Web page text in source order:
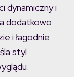
dynamiczny i
dodatkowo
i łagodnie
styl